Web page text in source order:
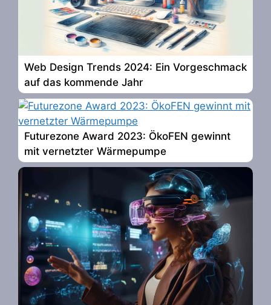
Web Design Trends 2024: Ein Vorgeschmack
auf das kommende Jahr
Futurezone Award 2023: ÖkoFEN gewinnt
mit vernetzter Wärmepumpe